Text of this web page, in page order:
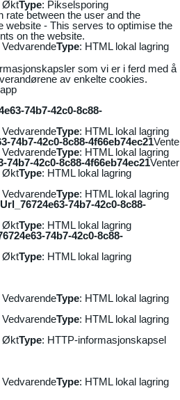
ØktType: Pikselsporing
rate between the user and the
website - This serves to optimise the
on the website.
VedvarendeType: HTML lokal lagring
som vi er i ferd med å
av enkelte cookies.
74b7-42c0-8c88-
VedvarendeType: HTML lokal lagring
74b7-42c0-8c88-4f66eb74ec21
VedvarendeType: HTML lokal lagring
42c0-8c88-4f66eb74ec21Venter
ØktType: HTML lokal lagring
VedvarendeType: HTML lokal lagring
74b7-42c0-8c88-
ØktType: HTML lokal lagring
74b7-42c0-8c88-
ØktType: HTML lokal lagring
VedvarendeType: HTML lokal lagring
VedvarendeType: HTML lokal lagring
ØktType: HTTP-informasjonskapsel
VedvarendeType: HTML lokal lagring